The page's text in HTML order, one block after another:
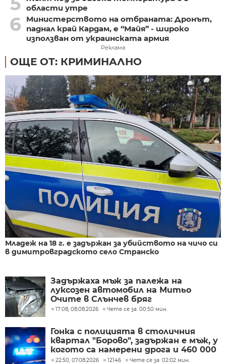
области утре
6
Министерството на отбраната: Дронът,
паднал край Кардам, е “Майя” - широко
използван от украинската армия
Реклама
ОЩЕ ОТ: КРИМИНАЛНО
Младеж на 18 г. е задържан за убийството на чичо си
в димитровградското село Странско
Задържаха мъж за палежа на
луксозен автомобил на Митьо
Очите в Слънчев бряг
17:08, 08.08.2026 Чете се за: 00:50 мин.
Гонка с полицията в столичния
квартал "Борово", задържан е мъж, у
когото са намерени дрога и 460 000
евро
22:50, 07.08.2026 12146 Чете се за: 02:02 мин.